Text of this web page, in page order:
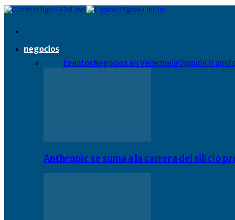
negocios
EventosNegocios en VenezuelaOpinión
Anthropic se suma a la carrera del silicio